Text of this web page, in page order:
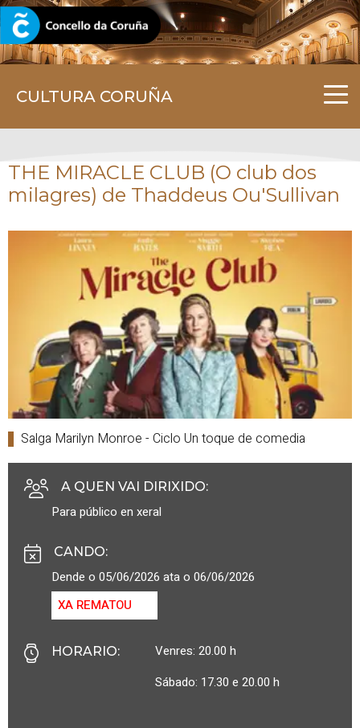
CULTURA CORUÑA
CORUNA.GAL
THE MIRACLE CLUB (O club dos
milagres) de Thaddeus Ou'Sullivan
Salga Marilyn Monroe - Ciclo Un toque de comedia
A QUEN VAI DIRIXIDO:
Para público en xeral
CANDO:
Dende o 05/06/2026 ata o 06/06/2026
XA REMATOU
HORARIO:
Venres: 20.00 h
Sábado: 17.30 e 20.00 h